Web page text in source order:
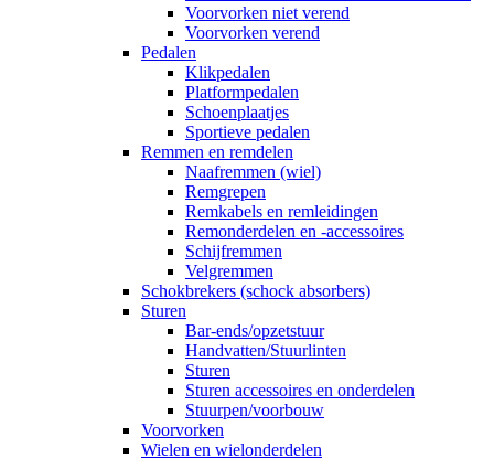
Voorvorken niet verend
Voorvorken verend
Pedalen
Klikpedalen
Platformpedalen
Schoenplaatjes
Sportieve pedalen
Remmen en remdelen
Naafremmen (wiel)
Remgrepen
Remkabels en remleidingen
Remonderdelen en -accessoires
Schijfremmen
Velgremmen
Schokbrekers (schock absorbers)
Sturen
Bar-ends/opzetstuur
Handvatten/Stuurlinten
Sturen
Sturen accessoires en onderdelen
Stuurpen/voorbouw
Voorvorken
Wielen en wielonderdelen